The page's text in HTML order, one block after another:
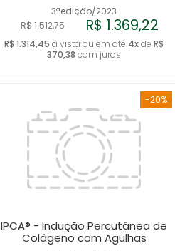
3ªedição/2023
R$ 1.512,75 R$ 1.369,22
R$ 1.314,45 à vista ou em até 4xde R$
370,38 com juros
-20%
IPCA® - Indução Percutânea de
Colágeno com Agulhas